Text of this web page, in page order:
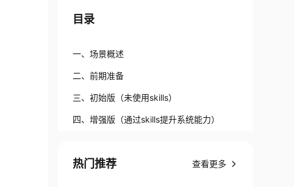
目录
一、场景概述
二、前期准备
三、初始版（未使用skills）
四、增强版（通过skills提升系统能力）
热门推荐 查看更多